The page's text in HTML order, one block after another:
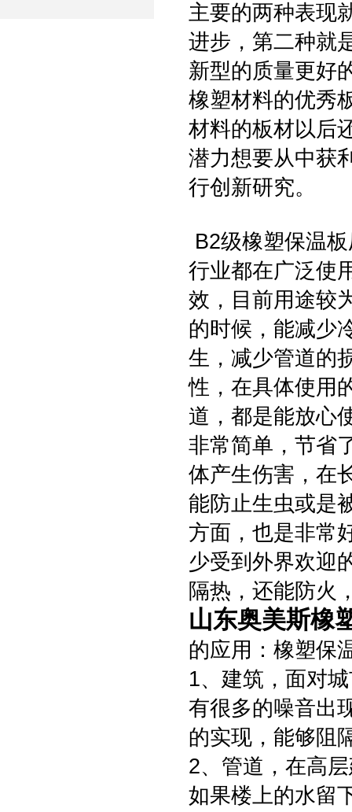
主要的两种表现
进步，第二种就
新型的质量更好
橡塑材料的优秀
材料的板材以后
潜力想要从中获
行创新研究。
B2级橡塑保温
行业都在广泛使
效，目前用途较
的时候，能减少
生，减少管道的
性，在具体使用
道，都是能放心
非常简单，节省
体产生伤害，在
能防止生虫或是
方面，也是非常
少受到外界欢迎
隔热，还能防火
山东奥美斯橡
的应用：橡塑保
1、建筑，面对
有很多的噪音出
的实现，能够阻
2、管道，在高
如果楼上的水留